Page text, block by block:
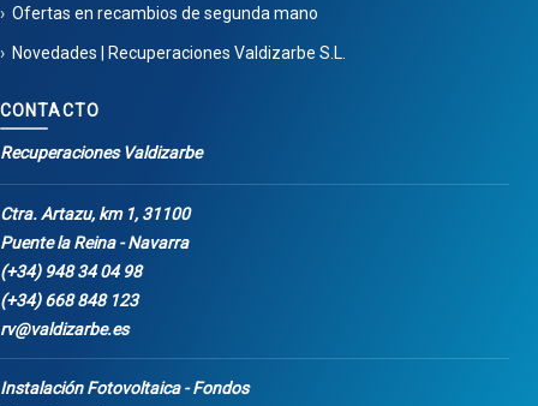
Ofertas en recambios de segunda mano
Novedades | Recuperaciones Valdizarbe S.L.
CONTACTO
Recuperaciones Valdizarbe
Ctra. Artazu, km 1, 31100
Puente la Reina - Navarra
(+34) 948 34 04 98
(+34) 668 848 123
rv@valdizarbe.es
Instalación Fotovoltaica - Fondos